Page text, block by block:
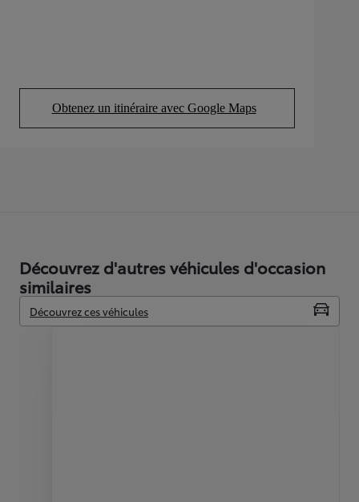
Obtenez un itinéraire avec Google Maps
(Opens in new tab)
Découvrez d'autres véhicules d'occasion
similaires
Découvrez ces véhicules